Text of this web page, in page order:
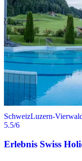
SchweizLuzern-
5.5/6
Erlebnis Swiss